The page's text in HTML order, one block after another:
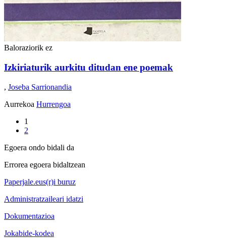
Baloraziorik ez
Izkiriaturik aurkitu ditudan ene poemak
, Joseba Sarrionandia
Aurrekoa Hurrengoa
1
2
Egoera ondo bidali da
Errorea egoera bidaltzean
Paperjale.eus(r)i buruz
Administratzaileari idatzi
Dokumentazioa
Jokabide-kodea